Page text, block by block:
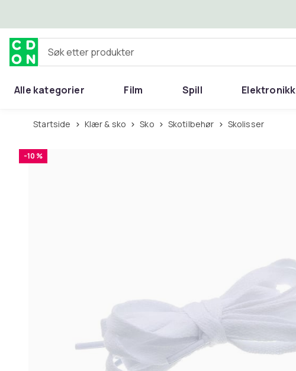
Søk etter produkter
Alle kategorier Film Spill Elektronikk
Startside Klær & sko Sko Skotilbehør Skolisser
-10 %